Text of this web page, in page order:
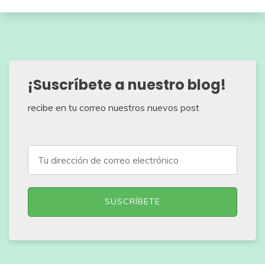
¡Suscríbete a nuestro blog!
recibe en tu correo nuestros nuevos post